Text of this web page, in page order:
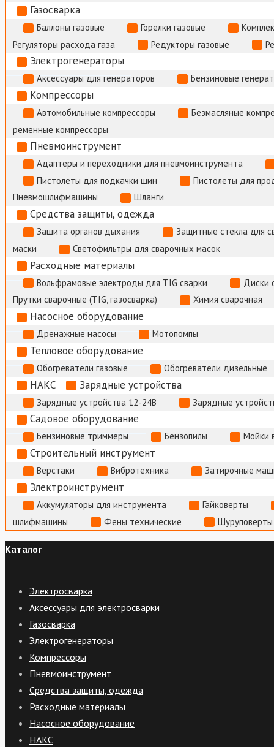
Газосварка
Баллоны газовые Горелки газовые
Регуляторы расхода газа
Редукторы газовые
Электрогенераторы
Аксессуары для генераторов Бензиновые
Компрессоры
Автомобильные компрессоры
Безмасляные
ременные компрессоры
Пневмоинструмент
Адаптеры и переходники для пневмоинструмента
Пистолеты для подкачки шин
Пистолеты для
Пневмошлифмашины
Шланги
Средства защиты, одежда
Защита органов дыхания
Защитные стекла для
маски
Светофильтры для сварочных масок
Расходные материалы
Вольфрамовые электроды для TIG сварки
Диски
Прутки сварочные (TIG, газосварка)
Химия сварочная
Насосное оборудование
Дренажные насосы Мотопомпы
Тепловое оборудование
Обогреватели газовые Обогреватели дизельные
НАКС Зарядные устройства
Зарядные устройства 12-24В Зарядные
Садовое оборудование
Бензиновые триммеры Бензопилы Мойки
Строительный инструмент
Верстаки Вибротехника Затирочные
Электроинструмент
Аккумуляторы для инструмента
Гайковерты
шлифмашины
Фены технические
Каталог
Электросварка
Аксессуары для электросварки
Газосварка
Электрогенераторы
Компрессоры
Пневмоинструмент
Средства защиты, одежда
Расходные материалы
Насосное оборудование
НАКС